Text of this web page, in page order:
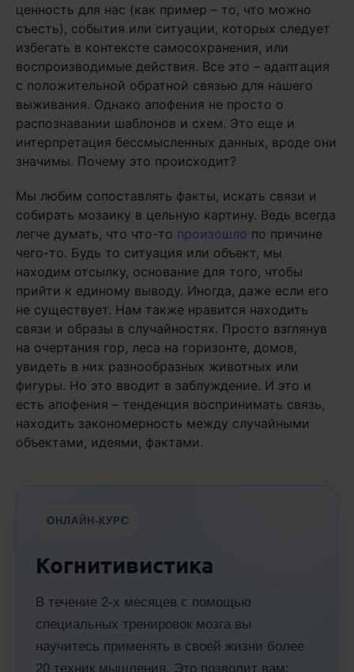
ценность для нас (как пример – то, что можно
съесть), события или ситуации, которых следует
избегать в контексте самосохранения, или
воспроизводимые действия. Все это – адаптация
с положительной обратной связью для нашего
выживания. Однако апофения не просто о
распознавании шаблонов и схем. Это еще и
интерпретация бессмысленных данных, вроде они
значимы. Почему это происходит?
Мы любим сопоставлять факты, искать связи и
собирать мозаику в цельную картину. Ведь всегда
легче думать, что что-то произошло по причине
чего-то. Будь то ситуация или объект, мы
находим отсылку, основание для того, чтобы
прийти к единому выводу. Иногда, даже если его
не существует. Нам также нравится находить
связи и образы в случайностях. Просто взглянув
на очертания гор, леса на горизонте, домов,
увидеть в них разнообразных животных или
фигуры. Но это вводит в заблуждение. И это и
есть апофения – тенденция воспринимать связь,
находить закономерность между случайными
объектами, идеями, фактами.
ОНЛАЙН-КУРС
Когнитивистика
В течение 2-х месяцев с помощью
специальных тренировок мозга вы
научитесь применять в своей жизни более
20 техник мышления. Это позволит вам: